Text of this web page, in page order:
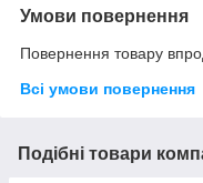
Умови повернення
Повернення товару
Всі умови повернення
Подібні товари